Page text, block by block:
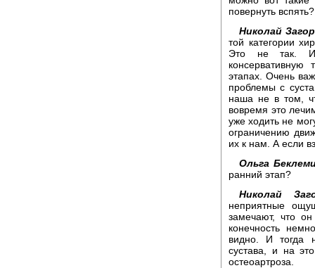
повернуть вспять?
Николай
той категории
Это не так. И
этапах. Очень
проблемы с
наша не в том,
вовремя это
уже ходить не
ограничению
их к нам. А если
Ольга
ранний этап?
Николай
неприятные
замечают, что
конечность
видно. И тогда
сустава, и на
остеоартроза.